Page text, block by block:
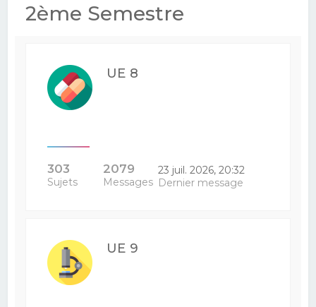
2ème Semestre
UE 8
303
Sujets
2079
Messages
23 juil. 2026, 20:32
Dernier message
UE 9